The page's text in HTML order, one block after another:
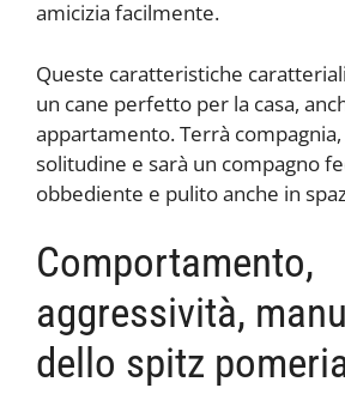
amicizia facilmente.
Queste caratteristiche
un cane perfetto per la casa,
appartamento. Terrà compagnia,
solitudine e sarà un compagno
obbediente e pulito anche in
Comportamento,
aggressività,
dello spitz